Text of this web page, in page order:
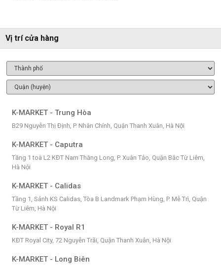
Vị trí cửa hàng
K-MARKET - Trung Hòa
B29 Nguyễn Thị Định, P. Nhân Chính, Quận Thanh Xuân, Hà Nội
K-MARKET - Caputra
Tầng 1 toà L2 KĐT Nam Thăng Long, P. Xuân Tảo, Quận Bắc Từ Liêm,
Hà Nội
K-MARKET - Calidas
Tầng 1, Sảnh KS Calidas, Tòa B Landmark Phạm Hùng, P. Mễ Trì, Quận
Từ Liêm, Hà Nội
K-MARKET - Royal R1
KĐT Royal City, 72 Nguyễn Trãi, Quận Thanh Xuân, Hà Nội
K-MARKET - Long Biên